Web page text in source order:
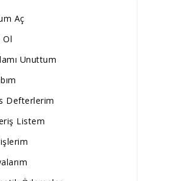
Aç
Ol
Unuttum
Defterlerim
Listem